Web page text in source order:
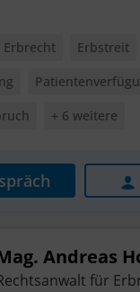
Erbstreit
+ 6 weitere
Andreas
für